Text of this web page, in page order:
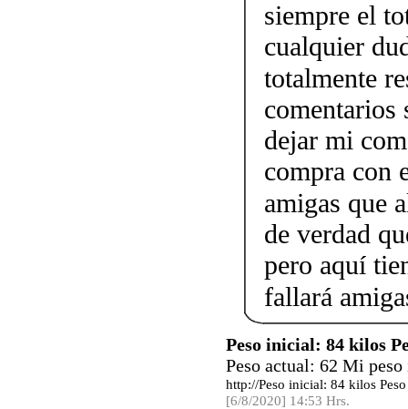
siempre el
cualquier
totalmente
comentarios
dejar mi
compra con
amigas que
de verdad
pero aquí
fallará
Peso inicial: 84 kilos
Peso actual: 62 Mi
http://Peso inicial: 84 kilos
[6/8/2020] 14:53 Hrs.